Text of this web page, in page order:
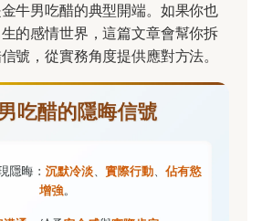
牛男吃醋的典型開端。如果你也
的感情世界，這篇文章會幫你拆
號，從實務角度提供應對方法。